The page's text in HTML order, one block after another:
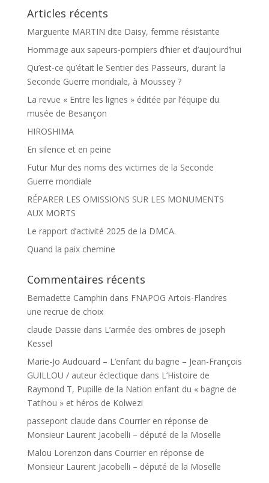
Articles récents
Marguerite MARTIN dite Daisy, femme résistante
Hommage aux sapeurs-pompiers d’hier et d’aujourd’hui
Qu’est-ce qu’était le Sentier des Passeurs, durant la
Seconde Guerre mondiale, à Moussey ?
La revue « Entre les lignes » éditée par l’équipe du
musée de Besançon
HIROSHIMA
En silence et en peine
Futur Mur des noms des victimes de la Seconde
Guerre mondiale
RÉPARER LES OMISSIONS SUR LES MONUMENTS
AUX MORTS
Le rapport d’activité 2025 de la DMCA.
Quand la paix chemine
Commentaires récents
Bernadette Camphin dans FNAPOG Artois-Flandres
une recrue de choix
claude Dassie dans L’armée des ombres de joseph
Kessel
Marie-Jo Audouard – L’enfant du bagne – Jean-François
GUILLOU / auteur éclectique dans L’Histoire de
Raymond T, Pupille de la Nation enfant du « bagne de
Tatihou » et héros de Kolwezi
passepont claude dans Courrier en réponse de
Monsieur Laurent Jacobelli – député de la Moselle
Malou Lorenzon dans Courrier en réponse de
Monsieur Laurent Jacobelli – député de la Moselle